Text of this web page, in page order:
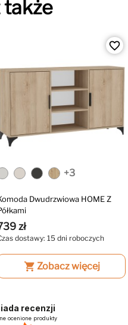
także
favorite_border
+3
Dwudrzwiowa HOME Z
zł
dostawy: 15 dni roboczych
shopping_cart Zobacz więcej
recenzji
ocenione produkty